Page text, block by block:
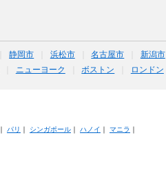
静岡市 浜松市 名古屋市 新潟市
ニューヨーク ボストン ロンドン
パリ シンガポール｜ ハノイ マニラ